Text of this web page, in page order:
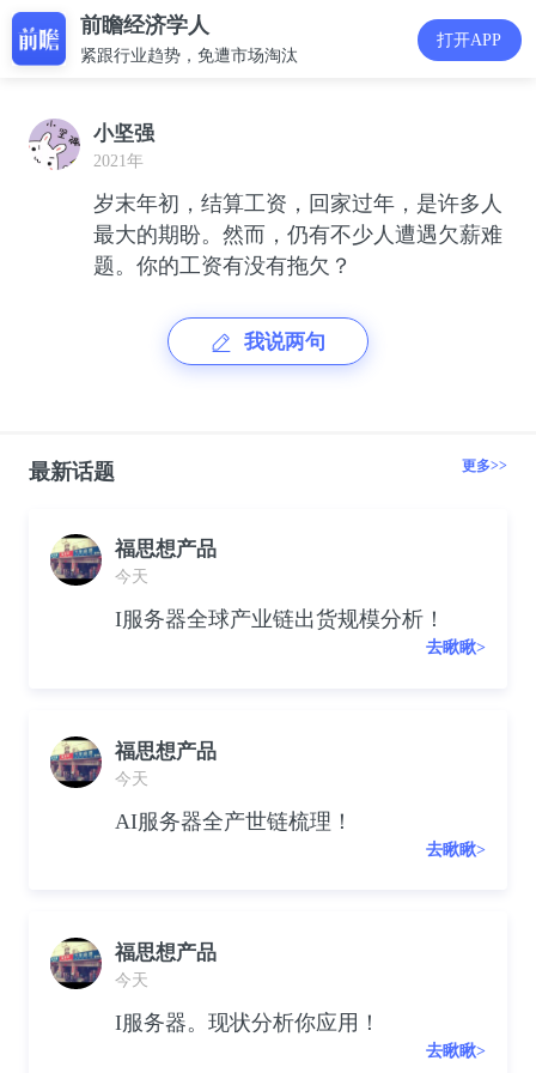
前瞻经济学人
紧跟行业趋势，免遭市场淘汰
打开APP
小坚强
2021年
岁末年初，结算工资，回家过年，是许多人
最大的期盼。然而，仍有不少人遭遇欠薪难
题。你的工资有没有拖欠？
我说两句
最新话题 更多>>
福思想产品
今天
I服务器全球产业链出货规模分析！
去瞅瞅>
福思想产品
今天
AI服务器全产世链梳理！
去瞅瞅>
福思想产品
今天
I服务器。现状分析你应用！
去瞅瞅>